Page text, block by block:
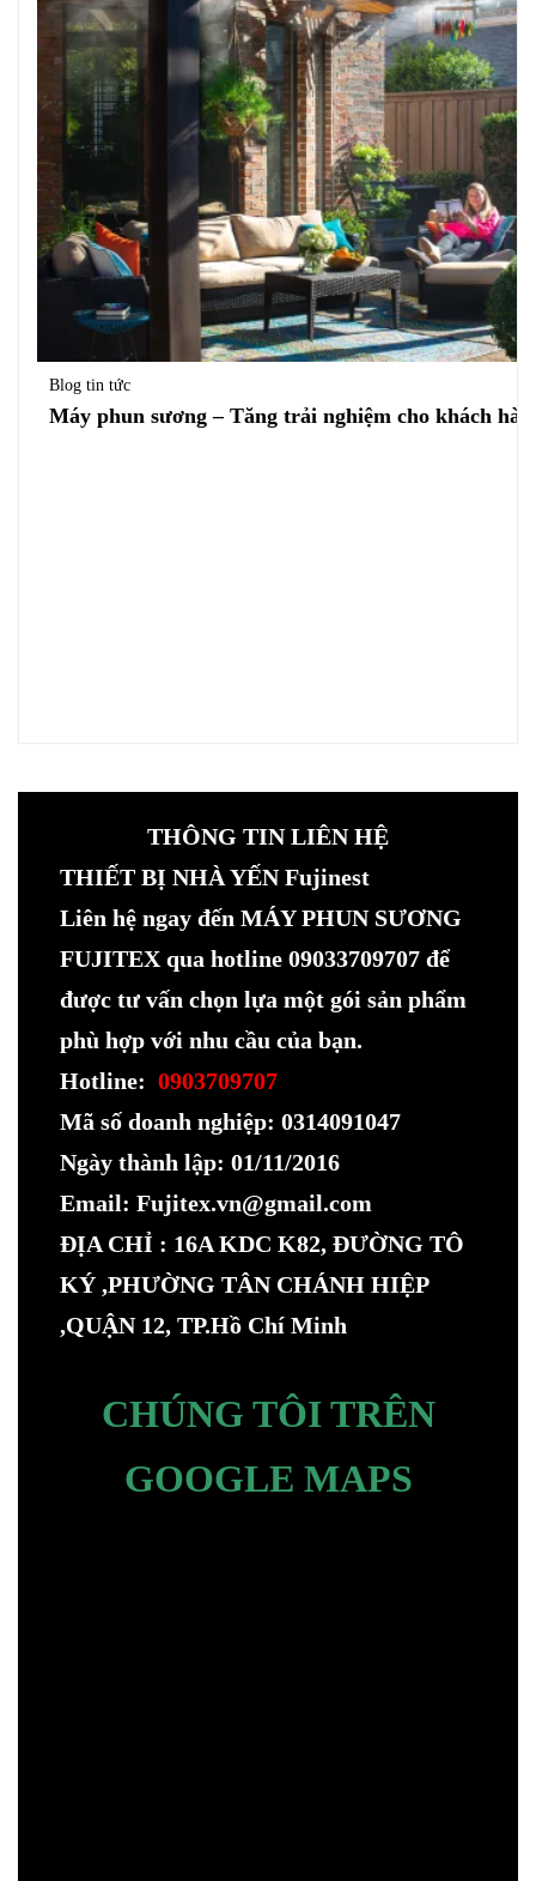
Blog tin tức
Máy phun sương – Tăng trải nghiệm cho khách
THÔNG TIN LIÊN HỆ
THIẾT BỊ NHÀ YẾN Fujinest
Liên hệ ngay đến MÁY PHUN SƯƠNG
FUJITEX qua hotline 09033709707 để
được tư vấn chọn lựa một gói sản phẩm
phù hợp với nhu cầu của bạn.
Hotline: 0903709707
Mã số doanh nghiệp: 0314091047
Ngày thành lập: 01/11/2016
Email: Fujitex.vn@gmail.com
ĐỊA CHỈ : 16A KDC K82, ĐƯỜNG TÔ
KÝ ,PHƯỜNG TÂN CHÁNH HIỆP
,QUẬN 12, TP.Hồ Chí Minh
CHÚNG TÔI TRÊN
GOOGLE MAPS